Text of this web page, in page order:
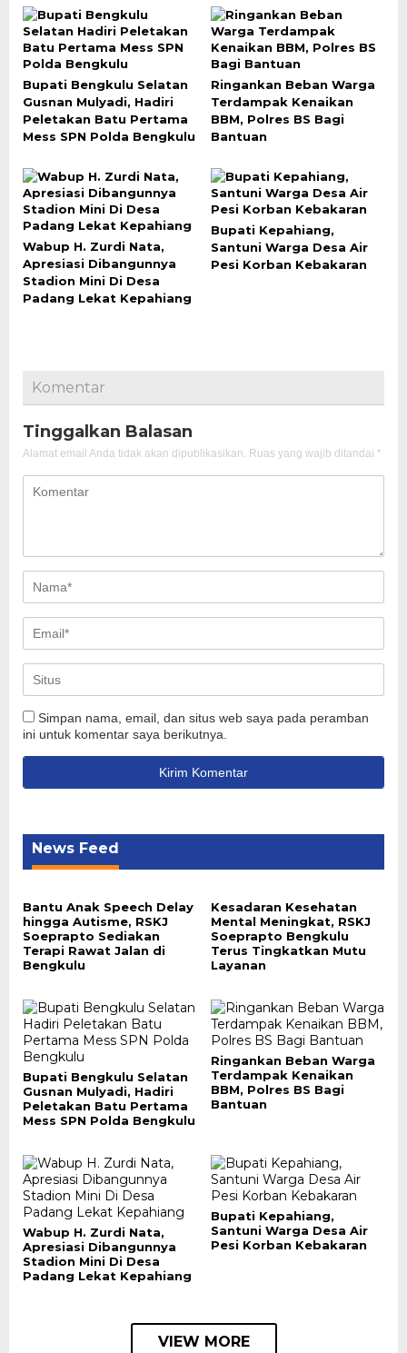
Bupati Bengkulu Selatan
Gusnan Mulyadi, Hadiri
Peletakan Batu Pertama
Mess SPN Polda Bengkulu
Ringankan Beban Warga
Terdampak Kenaikan
BBM, Polres BS Bagi
Bantuan
Wabup H. Zurdi Nata,
Apresiasi Dibangunnya
Stadion Mini Di Desa
Padang Lekat Kepahiang
Bupati Kepahiang,
Santuni Warga Desa Air
Pesi Korban Kebakaran
Komentar
Tinggalkan Balasan
Alamat email Anda tidak akan dipublikasikan. Ruas yang wajib ditandai *
Simpan nama, email, dan situs web saya pada peramban
ini untuk komentar saya berikutnya.
News Feed
Bantu Anak Speech Delay
hingga Autisme, RSKJ
Soeprapto Sediakan
Terapi Rawat Jalan di
Bengkulu
Kesadaran Kesehatan
Mental Meningkat, RSKJ
Soeprapto Bengkulu
Terus Tingkatkan Mutu
Layanan
Bupati Bengkulu Selatan
Gusnan Mulyadi, Hadiri
Peletakan Batu Pertama
Mess SPN Polda Bengkulu
Ringankan Beban Warga
Terdampak Kenaikan
BBM, Polres BS Bagi
Bantuan
Wabup H. Zurdi Nata,
Apresiasi Dibangunnya
Stadion Mini Di Desa
Padang Lekat Kepahiang
Bupati Kepahiang,
Santuni Warga Desa Air
Pesi Korban Kebakaran
VIEW MORE